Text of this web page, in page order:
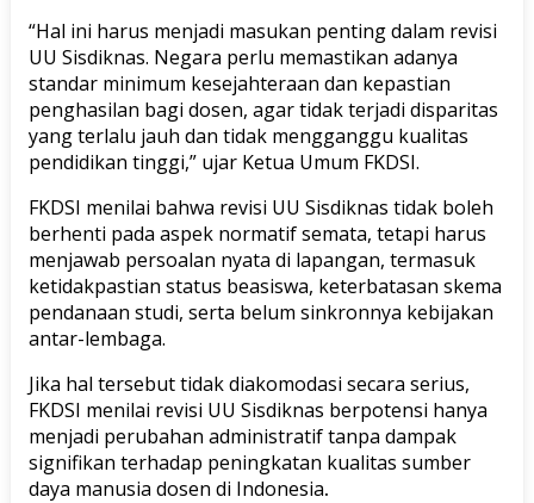
“Hal ini harus menjadi masukan penting dalam revisi
UU Sisdiknas. Negara perlu memastikan adanya
standar minimum kesejahteraan dan kepastian
penghasilan bagi dosen, agar tidak terjadi disparitas
yang terlalu jauh dan tidak mengganggu kualitas
pendidikan tinggi,” ujar Ketua Umum FKDSI.
FKDSI menilai bahwa revisi UU Sisdiknas tidak boleh
berhenti pada aspek normatif semata, tetapi harus
menjawab persoalan nyata di lapangan, termasuk
ketidakpastian status beasiswa, keterbatasan skema
pendanaan studi, serta belum sinkronnya kebijakan
antar-lembaga.
Jika hal tersebut tidak diakomodasi secara serius,
FKDSI menilai revisi UU Sisdiknas berpotensi hanya
menjadi perubahan administratif tanpa dampak
signifikan terhadap peningkatan kualitas sumber
daya manusia dosen di Indonesia.